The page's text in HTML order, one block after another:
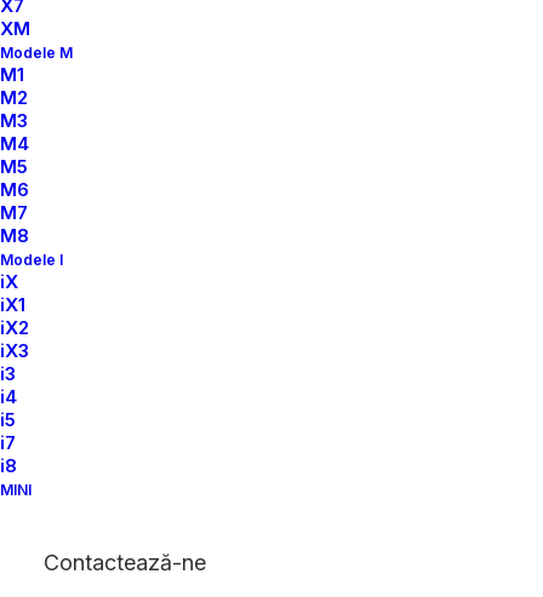
X7
XM
Modele M
M1
M2
M3
M4
M5
M6
M7
M8
Modele I
iX
iX1
iX2
iX3
i3
i4
i5
i7
i8
MINI
Contactează-ne